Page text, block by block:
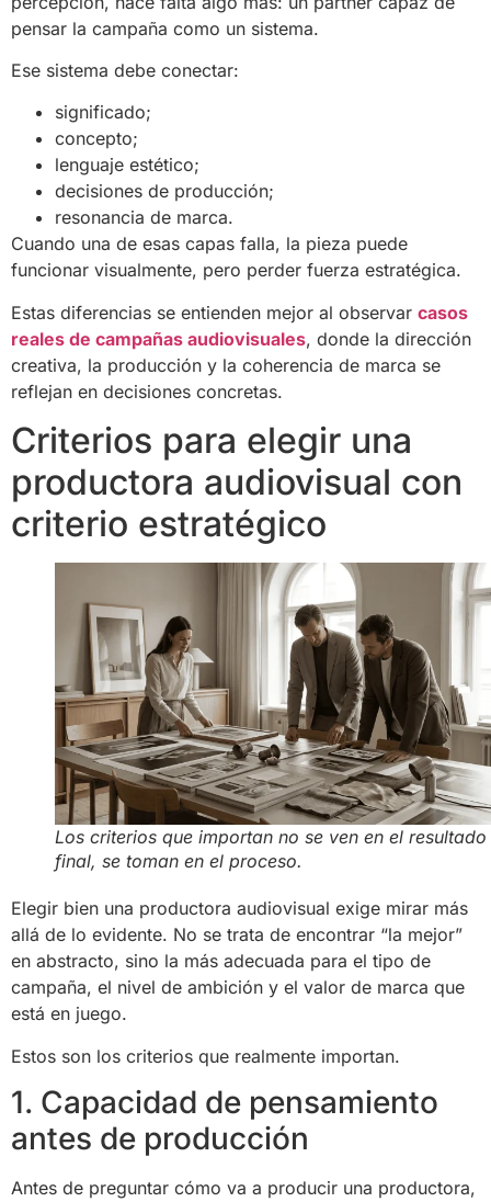
pensar la campaña como un sistema.
Ese sistema debe conectar:
significado;
concepto;
lenguaje estético;
decisiones de producción;
resonancia de marca.
Cuando una de esas capas falla, la pieza puede
funcionar visualmente, pero perder fuerza estratégica.
Estas diferencias se entienden mejor al observar casos
reales de campañas audiovisuales, donde la dirección
creativa, la producción y la coherencia de marca se
reflejan en decisiones concretas.
Criterios para elegir una
productora audiovisual con
criterio estratégico
Los criterios que importan no se ven en el resultado
final, se toman en el proceso.
Elegir bien una productora audiovisual exige mirar más
allá de lo evidente. No se trata de encontrar “la mejor”
en abstracto, sino la más adecuada para el tipo de
campaña, el nivel de ambición y el valor de marca que
está en juego.
Estos son los criterios que realmente importan.
1. Capacidad de pensamiento
antes de producción
Antes de preguntar cómo va a producir una productora,